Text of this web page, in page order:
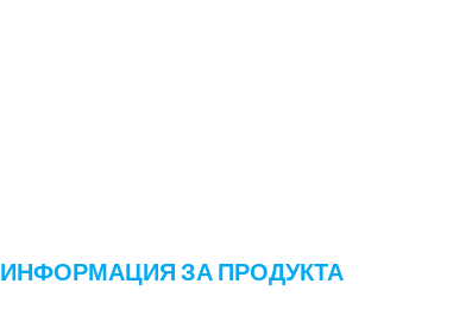
ИНФОРМАЦИЯ ЗА ПРОДУКТА